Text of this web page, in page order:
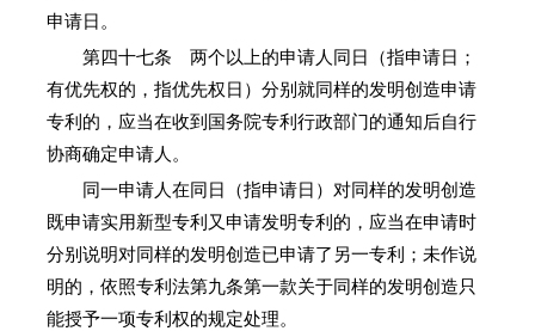
申请日。
第四十七条 两个以上的申请人同日（指申请日；
有优先权的，指优先权日）分别就同样的发明创造申请
专利的，应当在收到国务院专利行政部门的通知后自行
协商确定申请人。
同一申请人在同日（指申请日）对同样的发明创造
既申请实用新型专利又申请发明专利的，应当在申请时
分别说明对同样的发明创造已申请了另一专利；未作说
明的，依照专利法第九条第一款关于同样的发明创造只
能授予一项专利权的规定处理。